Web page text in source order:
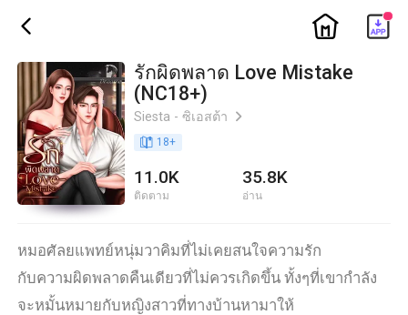
ic_back ic_home
รักผิดพลาด Love Mistake
(NC18+)
Siesta - ซิเอสต้า ic_arrow_right
book_age 18+
11.0K
ติดตาม
35.8K
อ่าน
หมอศัลยแพทย์หนุ่มวาคิมที่ไม่เคยสนใจความรัก
กับความผิดพลาดคืนเดียวที่ไม่ควรเกิดขึ้น ทั้งๆที่เขากำลัง
จะหมั้นหมายกับหญิงสาวที่ทางบ้านหามาให้